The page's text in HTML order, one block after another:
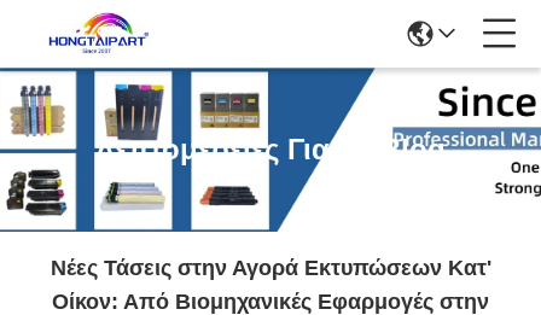
Λεπτομέρειες Για Το Blog
Νέες Τάσεις στην Αγορά Εκτυπώσεων Κατ'
Οίκον: Από Βιομηχανικές Εφαρμογές στην